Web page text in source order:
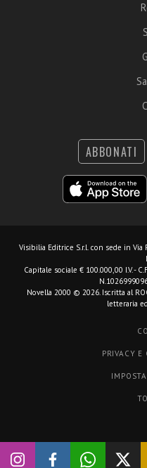
ABBONATI
Visibilia Editrice S.r.l. con sede in Via
Capitale sociale € 100.000,00 I.V. -
Novella 2000 © 2026. Iscritta al
letteraria
PRIVACY E